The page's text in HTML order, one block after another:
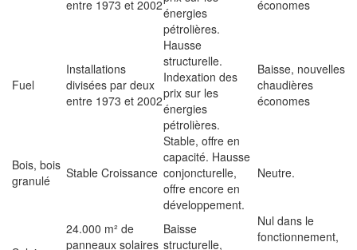
entre 1973 et 2002énergies
pétrolières.
économes
Fuel
Installations
divisées par deux
entre 1973 et 2002
Hausse
structurelle.
Indexation des
prix sur les
énergies
pétrolières.
Baisse, nouvelles
chaudières
économes
Bois, bois
granulé
Stable Croissance
Stable, offre en
capacité. Hausse
conjoncturelle,
offre encore en
développement.
Neutre.
24.000 m² de
panneaux solaires
Baisse
structurelle,
Nul dans le
fonctionnement,